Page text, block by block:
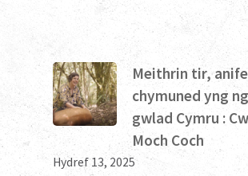
Meithrin tir,
chymuned yng
gwlad Cymru :
Moch Coch
Hydref 13, 2025